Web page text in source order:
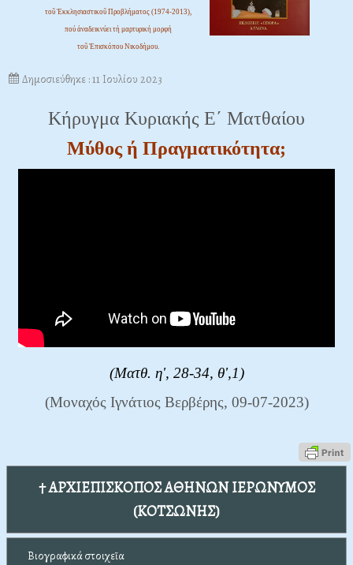
τοῦ Ἐκκλησιαστικοῦ Προβλήματος (1974-2013),
πού ἀναδεικνύει τή μαρτυρική μορφή
τοῦ Ἐπισκόπου Νικοδήμου.
Δημοσιεύθηκε : 11 Ιουλίου 2023
Κήρυγμα Κυριακής Ε΄ Ματθαίου
Μύθος ή Πραγματικότητα;
(Ματθ. η', 28-34, θ',1)
(Μοναχός Ιγνάτιος Βερβέρης, 09-07-2023)
† ΑΡΧΙΕΠΙΣΚΟΠΟΣ ΑΘΗΝΩΝ ΙΕΡΩΝΥΜΟΣ
(ΚΟΤΣΩΝΗΣ)
Βιογραφικά στοιχεῖα